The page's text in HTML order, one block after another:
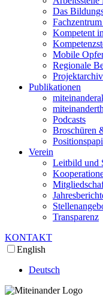
Das
Kompetent
Mobile
Regionale
Projektarchiv
Publikationen
Podcasts
Broschüren
Verein
Leitbild und
Transparenz
KONTAKT
English
Deutsch